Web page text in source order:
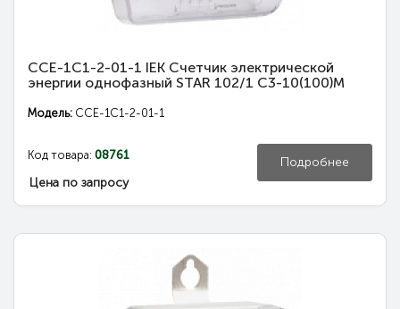
CCE-1C1-2-01-1 IEK Счетчик электрической
энергии однофазный STAR 102/1 C3-10(100)М
Модель: CCE-1C1-2-01-1
Код товара: 08761
Цена по запросу
Подробнее